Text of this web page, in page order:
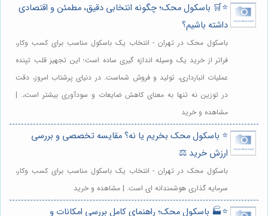
⭐️🛒 باسکول محک؛ چگونه انتخابی دقیق، مطمئن و اقتصادی
داشته باشیم؟
باسکول محک در تهران - انتخاب یک باسکول مناسب برای کسب وکار،
فراتر از خرید یک وسیله اندازه گیری ساده است؛ این تجهیز قلب تپنده
عملیات انبارداری، تولید و فروش شماست. در دنیای پرشتاب امروز، دقت
در توزین نه تنها به معنای کاهش ضایعات و سودآوری بیشتر است،. |
مشاهده و خرید
⭐️ باسکول محک بخریم یا نه؟ مقایسه تخصصی و بررسی
ارزش خرید ⚖️
باسکول محک در تهران - انتخاب یک باسکول مناسب برای کسب وکار،
سرمایه گذاری هوشمندانه ای است. | مشاهده و خرید
⭐️🏭 باسکول محک؛ راهنمای کامل بررسی امکانات و